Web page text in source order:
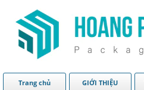
Trang chủ GIỚI THIỆU